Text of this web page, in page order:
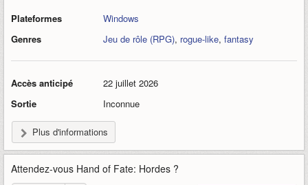
Plateformes
Windows
Genres
Jeu de rôle (RPG), rogue-like, fantasy
Accès anticipé
22 juillet 2026
Sortie
Inconnue
Plus d'informations
Attendez-vous Hand of Fate: Hordes ?